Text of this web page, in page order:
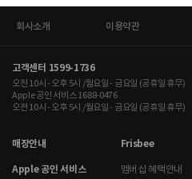
회사소개 이용약관
고객센터 1599-1736
오전 10시 - 오후 5시 /월요일 - 금요일 (공휴일 휴무)
Apple 공인 서비스 1688-0476
오전 10시 - 오후 5시 /월요일 - 금요일 (공휴일 휴무)
매장안내
Apple 공인 서비스
Frisbee
멤버십 혜택안내